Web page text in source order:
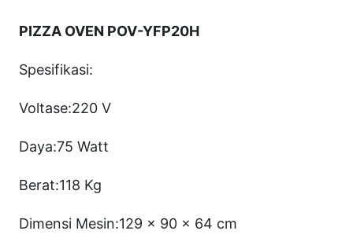
-
Y
P
H
a
PIZZA OVEN POV-YFP20H
Spesifikasi:
Voltase:220 V
Daya:75 Watt
Berat:118 Kg
Dimensi Mesin:129 x 90 x 64 cm